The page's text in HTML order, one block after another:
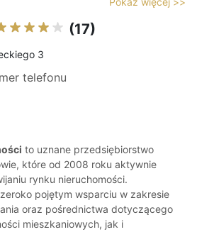
(17)
3
telefonu
to uznane przedsiębiorstwo
które od 2008 roku aktywnie
rynku nieruchomości.
pojętym wsparciu w zakresie
oraz pośrednictwa dotyczącego
mieszkaniowych, jak i